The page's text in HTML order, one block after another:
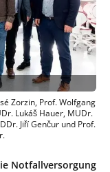
Zorzin, Prof. Wolfgang
Lukáš Hauer, MUDr.
Jiří Genčur und Prof.
Notfallversorgung